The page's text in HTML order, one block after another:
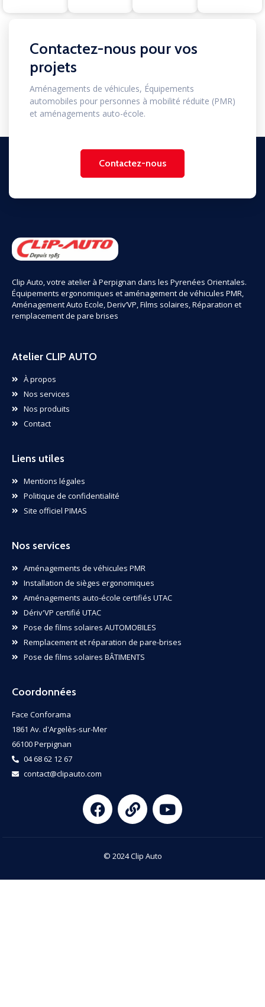
Contactez-nous pour vos
projets
Aménagements de véhicules, Équipements
automobiles pour personnes à mobilité réduite (PMR)
et aménagements auto-école.
Contactez-nous
Clip Auto, votre atelier à Perpignan dans les Pyrenées Orientales.
Équipements ergonomiques et aménagement de véhicules PMR,
Aménagement Auto Ecole, Deriv’VP, Films solaires, Réparation et
remplacement de pare brises
Atelier CLIP AUTO
À propos
Nos services
Nos produits
Contact
Liens utiles
Mentions légales
Politique de confidentialité
Site officiel PIMAS
Nos services
Aménagements de véhicules PMR
Installation de sièges ergonomiques
Aménagements auto-école certifiés UTAC
Dériv'VP certifié UTAC
Pose de films solaires AUTOMOBILES
Remplacement et réparation de pare-brises
Pose de films solaires BÂTIMENTS
Coordonnées
Face Conforama
1861 Av. d'Argelès-sur-Mer
66100 Perpignan
04 68 62 12 67
contact@clipauto.com
© 2024 Clip Auto